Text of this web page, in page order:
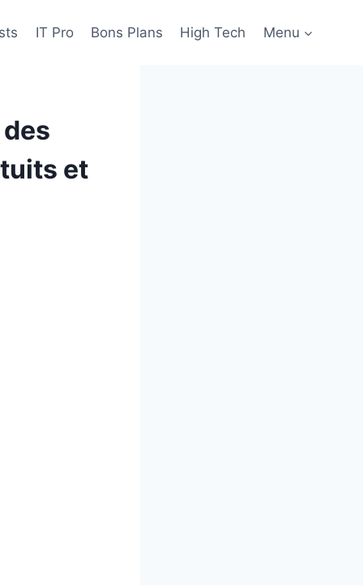
IT Pro Bons Plans High Tech Menu
et